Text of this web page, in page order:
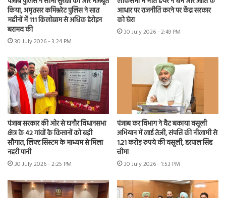
किया, अमृतसर कमिश्नरेट पुलिस ने सात
महीनों में 111 किलोग्राम से अधिक हेरोइन
बरामद की
30 July 2026 - 3:24 PM
आधार पर राजनीति करने पर केंद्र सरकार
को घेरा
30 July 2026 - 2:49 PM
पंजाब सरकार की ओर से घनौर विधानसभा
क्षेत्र के 42 गांवों के किसानों को बड़ी
सौगात, लिफ्ट सिस्टम के माध्यम से मिला
नहरी पानी
30 July 2026 - 2:25 PM
पंजाब कर विभाग ने वैट बकाया वसूली
अभियान में लाई तेजी, संपत्ति की नीलामी से
1.21 करोड़ रुपये की वसूली, हरपाल सिंह
चीमा
30 July 2026 - 1:53 PM